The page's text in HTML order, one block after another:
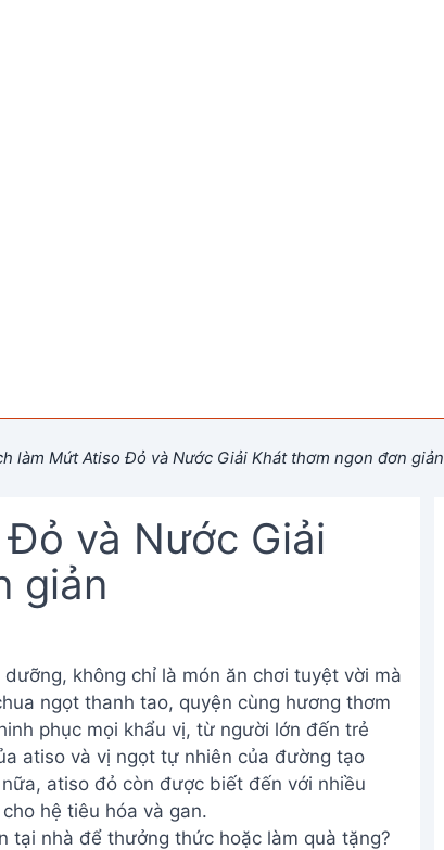
làm Mứt Atiso Đỏ và Nước Giải Khát thơm ngon đơn giản
và Nước Giải
giản
không chỉ là món ăn chơi tuyệt vời mà
ngọt thanh tao, quyện cùng hương thơm
phục mọi khẩu vị, từ người lớn đến trẻ
atiso và vị ngọt tự nhiên của đường tạo
atiso đỏ còn được biết đến với nhiều
hệ tiêu hóa và gan.
tại nhà để thưởng thức hoặc làm quà tặng?